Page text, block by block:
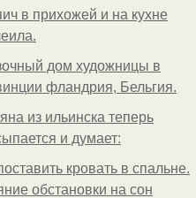
в прихожей и на кухне
дом художницы в
фландрия, Бельгия.
из ильинска теперь
и думает:
кровать в спальне.
обстановки на сон